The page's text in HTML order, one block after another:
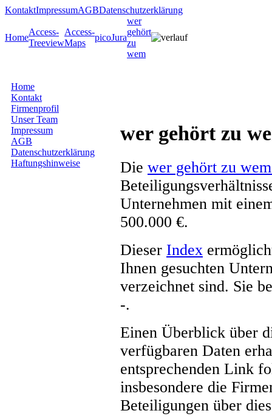
KontaktImpressumAGBDatenschutzerklärung
Home
Access-
Treeview
Access-
Maps
picoJura
wer
gehört
zu
wem
Home
Kontakt
Firmenprofil
Unser Team
Impressum
AGB
Datenschutzerklärung
Haftungshinweise
wer gehört zu
Die wer gehört zu
Unternehmen mit
500.000 €.
Dieser Index
Ihnen gesuchten
verzeichnet sind. Sie
-.
Einen Überblick über
verfügbaren Daten
entsprechenden Link
insbesondere die
Beteiligungen über